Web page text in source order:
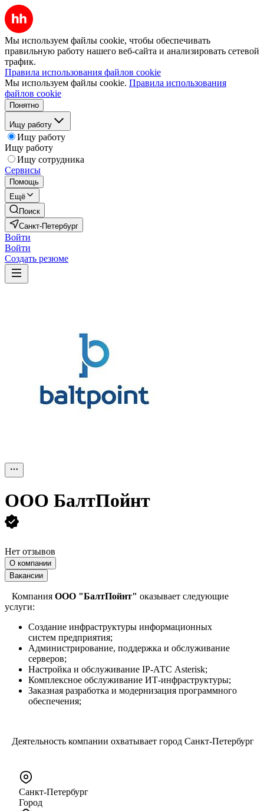
Мы используем файлы cookie, чтобы обеспечивать
правильную работу нашего веб-сайта и анализировать сетевой
трафик.
Правила использования файлов cookie
Мы используем файлы cookie. Правила использования
файлов cookie
Понятно
Ищу работу
Ищу работу
Ищу работу
Ищу сотрудника
Сервисы
Помощь
Ещё
Поиск
Санкт-Петербург
Войти
Войти
Создать резюме
ООО БалтПойнт
Нет отзывов
О компании
Вакансии
Компания ООО "БалтПойнт" оказывает следующие
услуги:
Создание инфраструктуры информационных
систем предприятия;
Администрирование, поддержка и обслуживание
серверов;
Настройка и обслуживание IP-АТС Asterisk;
Комплексное обслуживание ИТ-инфраструктуры;
Заказная разработка и модернизация программного
обеспечения;
Деятельность компании охватывает город Санкт-Петербург
Санкт-Петербург
Город